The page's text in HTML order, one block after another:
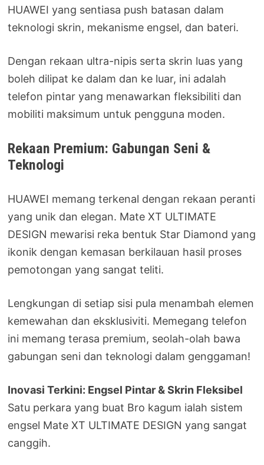
HUAWEI yang sentiasa push batasan dalam
teknologi skrin, mekanisme engsel, dan bateri.
Dengan rekaan ultra-nipis serta skrin luas yang
boleh dilipat ke dalam dan ke luar, ini adalah
telefon pintar yang menawarkan fleksibiliti dan
mobiliti maksimum untuk pengguna moden.
Rekaan Premium: Gabungan Seni &
Teknologi
HUAWEI memang terkenal dengan rekaan peranti
yang unik dan elegan. Mate XT ULTIMATE
DESIGN mewarisi reka bentuk Star Diamond yang
ikonik dengan kemasan berkilauan hasil proses
pemotongan yang sangat teliti.
Lengkungan di setiap sisi pula menambah elemen
kemewahan dan eksklusiviti. Memegang telefon
ini memang terasa premium, seolah-olah bawa
gabungan seni dan teknologi dalam genggaman!
Inovasi Terkini: Engsel Pintar & Skrin Fleksibel
Satu perkara yang buat Bro kagum ialah sistem
engsel Mate XT ULTIMATE DESIGN yang sangat
canggih.